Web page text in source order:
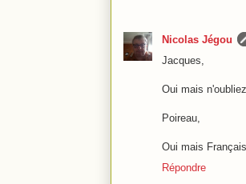
Nicolas Jégou
Jacques,
Oui mais
Poireau,
Oui mais
Répondre